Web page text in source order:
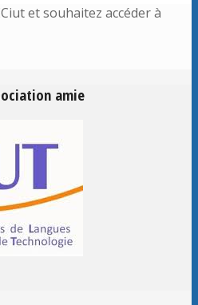
et souhaitez accéder à
amie